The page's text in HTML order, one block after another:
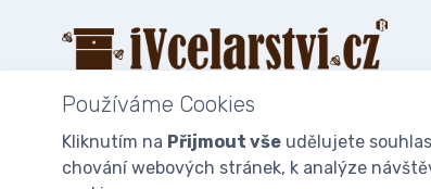
© 2025iVcelarstvi.cz®Všechna práva vyhrazena.|
Používáme Cookies
Kliknutím na Přijmout vše udělujete
chování webových stránek, k analýze